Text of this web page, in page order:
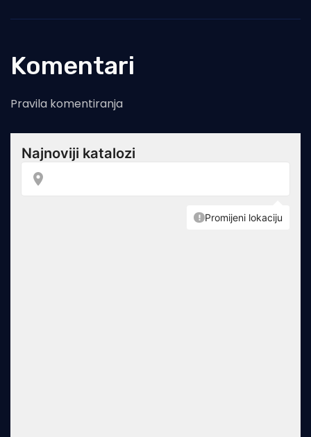
Komentari
Pravila komentiranja